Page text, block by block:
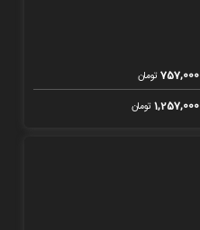
757,000تومان
1,257,000تومان